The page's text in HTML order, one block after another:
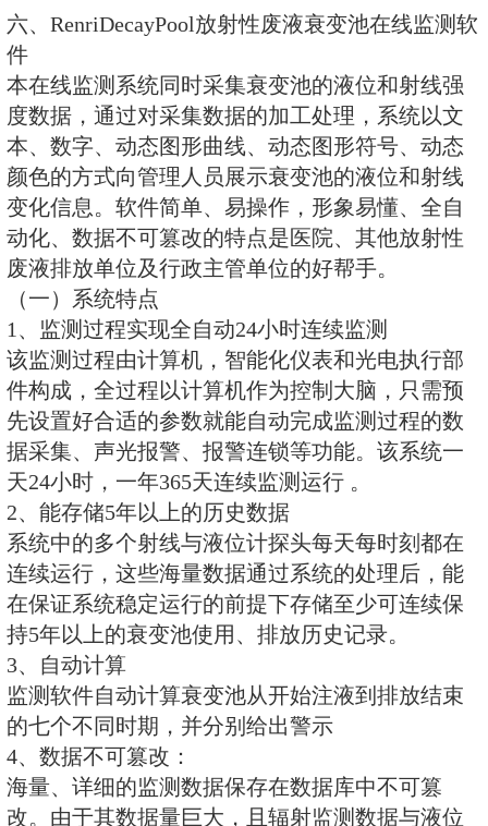
13、与REN300A主机配套使用
四、投入式液位变送器
（一）用途与特点：
型投入式液位变送器（也称静压
选用带防腐膜片敏感组件，将芯片
钢（或PVC）壳体内，顶部的钢帽
膜片的作用，同时使液体流畅地接
产品用特制的防水中空电缆使感压
与大气良好相通，测量液位不受外
的影响，测量准确，长期稳定性好
的密封及防腐性能，可直接投入水
长期使用。PVC材料的外壳及电缆
腐蚀性液体。
（二）技术指标
1、量程：0-5米
2、输出选择：4～20mA
3、过载：1.5倍
4、测量介质：与不锈钢或PVC兼